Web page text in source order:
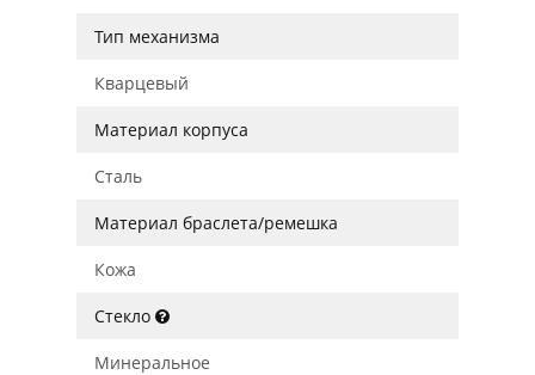
Тип механизма
Кварцевый
Материал корпуса
Сталь
Материал браслета/ремешка
Кожа
Стекло
Минеральное